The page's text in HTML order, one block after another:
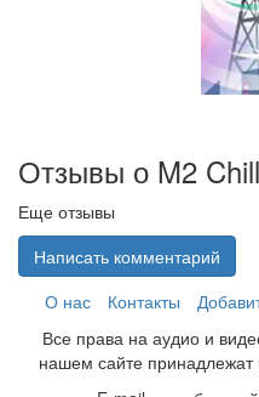
Отзывы о M2
Еще отзывы
Написать комментарий
О нас
Контакты
Все права на аудио и
нашем сайте принадлежат